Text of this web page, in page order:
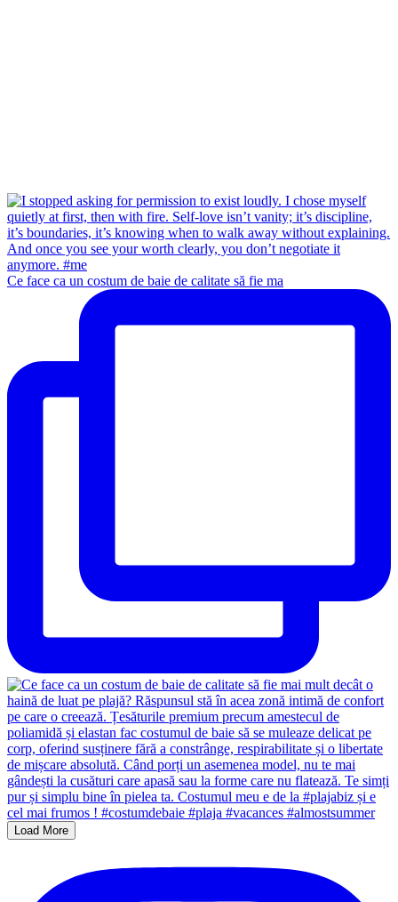
Ce face ca un costum de baie de calitate să fie ma
Load More